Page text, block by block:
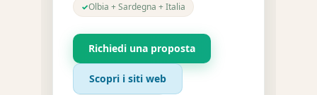
✓Olbia + Sardegna + Italia
Richiedi una proposta
Scopri i siti web